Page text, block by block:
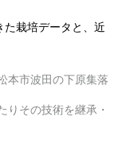
栽培データと、近
本市波田の下原集落
りその技術を継承・